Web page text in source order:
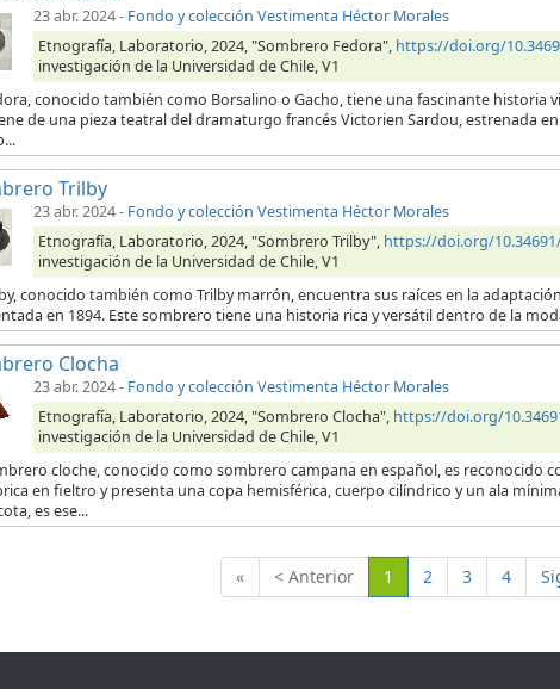
23 abr. 2024- Fondo y colección Vestimenta Héctor Morales
Etnografía, Laboratorio, 2024, "Sombrero Fedora", https://doi.org/
investigación de la Universidad de Chile, V1
conocido también como Borsalino o Gacho, tiene una fascinante historia
de una pieza teatral del dramaturgo francés Victorien Sardou, estrenada
Trilby
23 abr. 2024- Fondo y colección Vestimenta Héctor Morales
Etnografía, Laboratorio, 2024, "Sombrero Trilby", https://doi.org/10.34691/
investigación de la Universidad de Chile, V1
conocido también como Trilby marrón, encuentra sus raíces en la
en 1894. Este sombrero tiene una historia rica y versátil dentro de la
Clocha
23 abr. 2024- Fondo y colección Vestimenta Héctor Morales
Etnografía, Laboratorio, 2024, "Sombrero Clocha", https://doi.org/
investigación de la Universidad de Chile, V1
cloche, conocido como sombrero campana en español, es
en fieltro y presenta una copa hemisférica, cuerpo cilíndrico y un ala
es ese...
« < Anterior 1 (Actual)
2 3 4